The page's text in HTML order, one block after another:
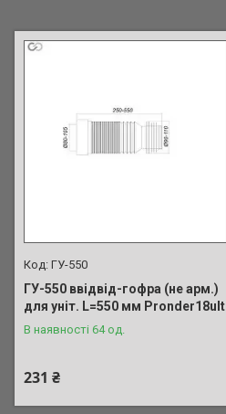
ГУ-550
ГУ-550 ввідвід-гофра (не арм.)
для уніт. L=550 мм Pronder18ult
В наявності 64 од.
231 ₴